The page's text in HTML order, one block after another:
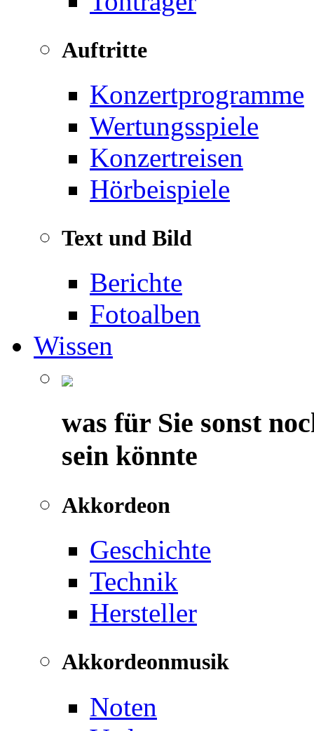
Auftritte
Konzertprogramme
Wertungsspiele
Konzertreisen
Hörbeispiele
Text und Bild
Berichte
Fotoalben
Wissen
was für Sie sonst
sein könnte
Akkordeon
Geschichte
Technik
Hersteller
Akkordeonmusik
Noten